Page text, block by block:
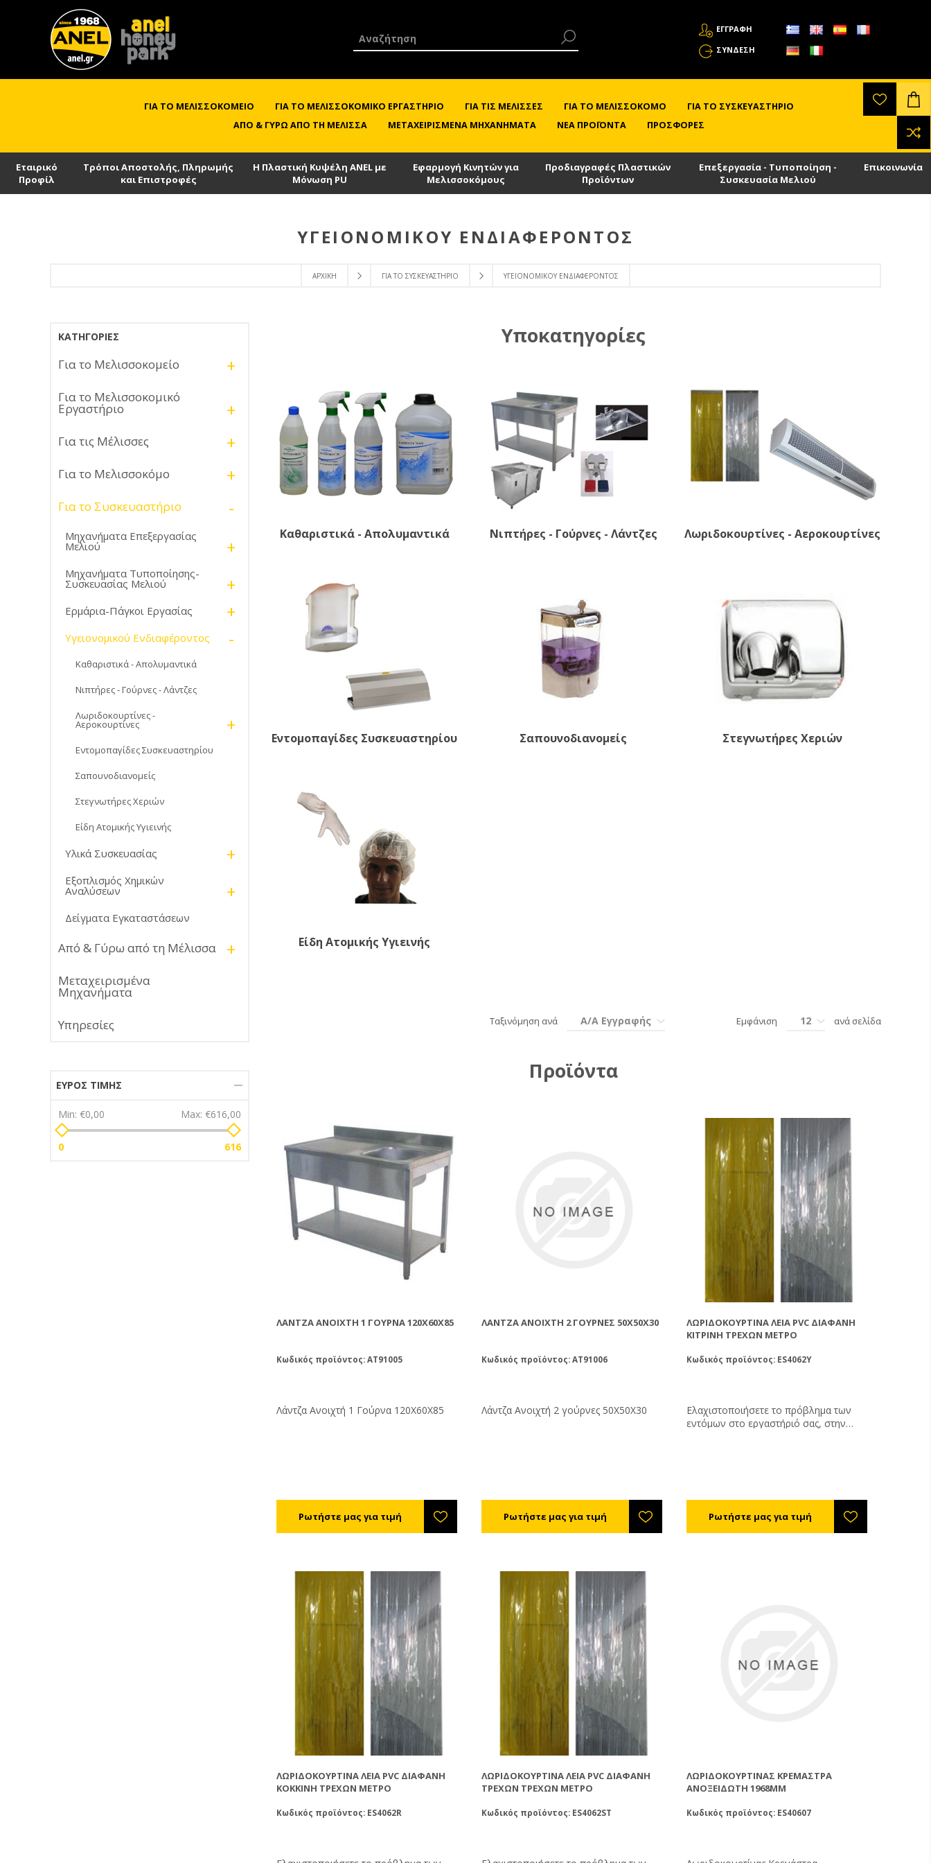
ΕΓΓΡΑΦΗ
ΣΎΝΔΕΣΗ
ΓΙΑ ΤΟ ΜΕΛΙΣΣΟΚΟΜΕΊΟ ΓΙΑ ΤΟ ΜΕΛΙΣΣΟΚΟΜΙΚΌ ΕΡΓΑΣΤΉΡΙΟ ΓΙΑ ΤΙΣ ΜΈΛΙΣΣΕΣ ΓΙΑ ΤΟ ΜΕΛΙΣΣΟΚΌΜΟ
ΓΙΑ ΤΟ ΣΥΣΚΕΥΑΣΤΉΡΙΟ
ΑΠΌ & ΓΎΡΩ ΑΠΌ ΤΗ ΜΈΛΙΣΣΑ
ΜΕΤΑΧΕΙΡΙΣΜΈΝΑ ΜΗΧΑΝΉΜΑΤΑ ΝΈΑ ΠΡΟΪΌΝΤΑ ΠΡΟΣΦΟΡΈΣ
Εταιρικό
Προφίλ
Τρόποι Αποστολής, Πληρωμής
και Επιστροφές
Η Πλαστική Κυψέλη ANEL με
Μόνωση PU
Εφαρμογή Κινητών για
Μελισσοκόμους
Προδιαγραφές Πλαστικών
Προϊόντων
Επεξεργασία - Τυποποίηση -
Συσκευασία Μελιού
Επικοινωνία
ΑΡΧΙΚΉ ΓΙΑ ΤΟ ΣΥΣΚΕΥΑΣΤΉΡΙΟ ΥΓΕΙΟΝΟΜΙΚΟΎ ΕΝΔΙΑΦΈΡΟΝΤΟΣ
ΥΓΕΙΟΝΟΜΙΚΟΎ ΕΝΔΙΑΦΈΡΟΝΤΟΣ
Υποκατηγορίες
Καθαριστικά - Απολυμαντικά Νιπτήρες - Γούρνες - Λάντζες Λωριδοκουρτίνες - Αεροκουρτίνες
Εντομοπαγίδες Συσκευαστηρίου Σαπουνοδιανομείς Στεγνωτήρες Χεριών
Είδη Ατομικής Υγιεινής
Ταξινόμηση ανά Α/Α Εγγραφής Εμφάνιση 12 ανά σελίδα
Προϊόντα
ΛΆΝΤΖΑ ΑΝΟΙΧΤΉ 1 ΓΟΎΡΝΑ 120Χ60Χ85
Κωδικός προϊόντος: AT91005
Λάντζα Ανοιχτή 1 Γούρνα 120Χ60Χ85
ΛΆΝΤΖΑ ΑΝΟΙΧΤΉ 2 ΓΟΎΡΝΕΣ 50Χ50Χ30
Κωδικός προϊόντος: AT91006
Λάντζα Ανοιχτή 2 γούρνες 50Χ50Χ30
ΛΩΡΙΔΟΚΟΥΡΤΊΝΑ ΛΕΊΑ PVC ΔΙΆΦΑΝΗ
ΚΊΤΡΙΝΗ ΤΡΈΧΩΝ ΜΈΤΡΟ
Κωδικός προϊόντος: ES4062Y
Ελαχιστοποιήσετε το πρόβλημα των
εντόμων στο εργαστήριό σας, στην
στείλουμε τις λωριδοκουρτίνες έτοιμες
για τοποθέτηση αρκεί να μας δώσετε το
ΛΩΡΙΔΟΚΟΥΡΤΊΝΑ ΛΕΊΑ PVC ΔΙΆΦΑΝΗ
ΚΌΚΚΙΝΗ ΤΡΈΧΩΝ ΜΈΤΡΟ
Κωδικός προϊόντος: ES4062R
ΛΩΡΙΔΟΚΟΥΡΤΊΝΑ ΛΕΊΑ PVC ΔΙΆΦΑΝΗ
ΤΡΈΧΩΝ ΤΡΈΧΩΝ ΜΈΤΡΟ
Κωδικός προϊόντος: ES4062ST
ΛΩΡΙΔΟΚΟΥΡΤΊΝΑΣ ΚΡΕΜΆΣΤΡΑ
ΑΝΟΞΕΙΔΩΤΗ 1968ΜΜ
Κωδικός προϊόντος: ES40607
ΚΑΤΗΓΟΡΊΕΣ
Για το Μελισσοκομείο +
Για το Μελισσοκομικό
Εργαστήριο +
Για τις Μέλισσες +
Για το Μελισσοκόμο +
Για το Συσκευαστήριο -
Μηχανήματα Επεξεργασίας
Μελιού +
Μηχανήματα Τυποποίησης-
Συσκευασίας Μελιού +
Ερμάρια-Πάγκοι Εργασίας +
Υγειονομικού Ενδιαφέροντος -
Καθαριστικά - Απολυμαντικά
Νιπτήρες - Γούρνες - Λάντζες
Λωριδοκουρτίνες -
Αεροκουρτίνες +
Εντομοπαγίδες Συσκευαστηρίου
Σαπουνοδιανομείς
Στεγνωτήρες Χεριών
Είδη Ατομικής Υγιεινής
Υλικά Συσκευασίας +
Εξοπλισμός Χημικών
Αναλύσεων +
Δείγματα Εγκαταστάσεων
Από & Γύρω από τη Μέλισσα +
Μεταχειρισμένα
Μηχανήματα
Υπηρεσίες
ΕΎΡΟΣ ΤΙΜΉΣ
Min: €0,00 Max: €616,00
0 616